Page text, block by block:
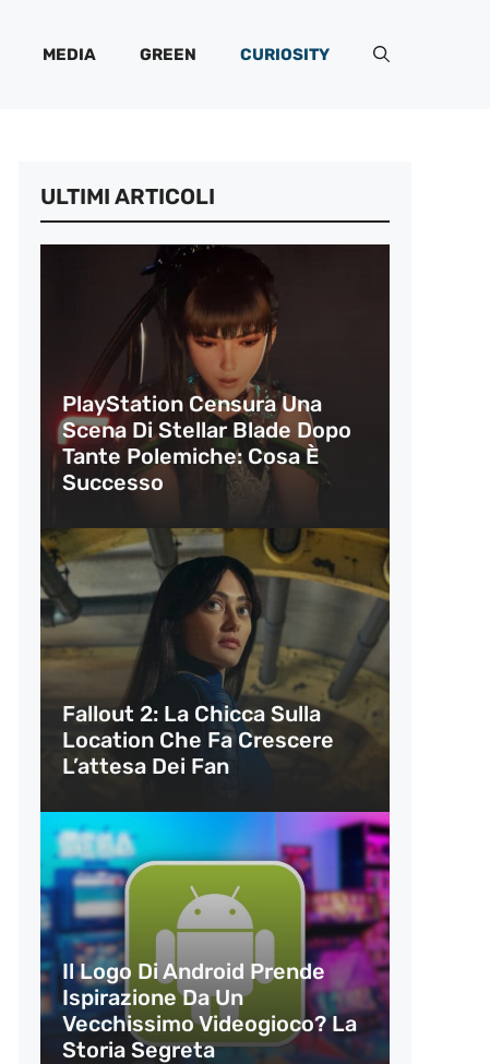
MEDIA GREEN CURIOSITY
ULTIMI ARTICOLI
PlayStation Censura Una
Scena Di Stellar Blade Dopo
Tante Polemiche: Cosa È
Successo
Fallout 2: La Chicca Sulla
Location Che Fa Crescere
L’attesa Dei Fan
Il Logo Di Android Prende
Ispirazione Da Un
Vecchissimo Videogioco? La
Storia Segreta